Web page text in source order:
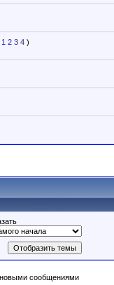
1 2 3 4 )
сообщениями